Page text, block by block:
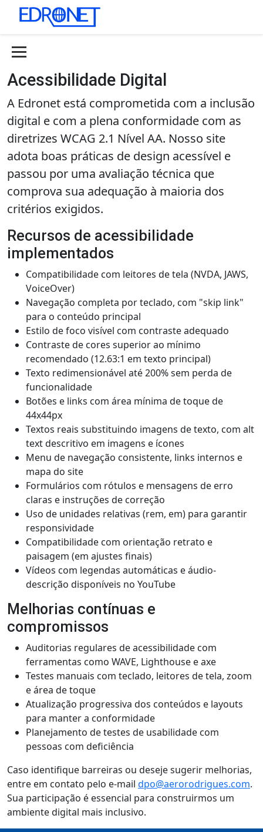
Acessibilidade Digital
A Edronet está comprometida com a inclusão
digital e com a plena conformidade com as
diretrizes WCAG 2.1 Nível AA. Nosso site
adota boas práticas de design acessível e
passou por uma avaliação técnica que
comprova sua adequação à maioria dos
critérios exigidos.
Recursos de acessibilidade
implementados
Compatibilidade com leitores de tela (NVDA, JAWS,
VoiceOver)
Navegação completa por teclado, com "skip link"
para o conteúdo principal
Estilo de foco visível com contraste adequado
Contraste de cores superior ao mínimo
recomendado (12.63:1 em texto principal)
Texto redimensionável até 200% sem perda de
funcionalidade
Botões e links com área mínima de toque de
44x44px
Textos reais substituindo imagens de texto, com alt
text descritivo em imagens e ícones
Menu de navegação consistente, links internos e
mapa do site
Formulários com rótulos e mensagens de erro
claras e instruções de correção
Uso de unidades relativas (rem, em) para garantir
responsividade
Compatibilidade com orientação retrato e
paisagem (em ajustes finais)
Vídeos com legendas automáticas e áudio-
descrição disponíveis no YouTube
Melhorias contínuas e
compromissos
Auditorias regulares de acessibilidade com
ferramentas como WAVE, Lighthouse e axe
Testes manuais com teclado, leitores de tela, zoom
e área de toque
Atualização progressiva dos conteúdos e layouts
para manter a conformidade
Planejamento de testes de usabilidade com
pessoas com deficiência
Caso identifique barreiras ou deseje sugerir melhorias,
entre em contato pelo e-mail dpo@aerorodrigues.com.
Sua participação é essencial para construirmos um
ambiente digital mais inclusivo.